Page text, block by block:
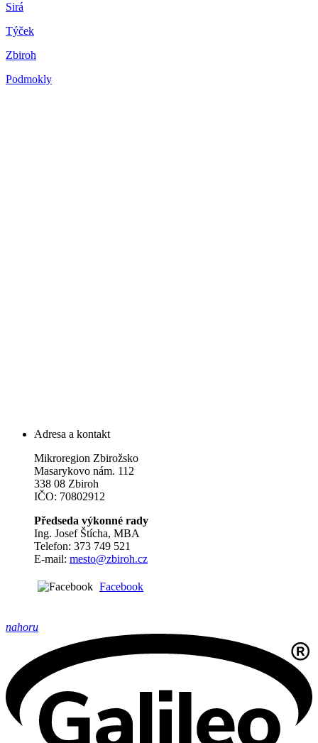
Sirá
Týček
Zbiroh
Podmokly
Adresa a kontakt
Mikroregion Zbirožsko
Masarykovo nám. 112
338 08 Zbiroh
IČO: 70802912
Předseda výkonné rady
Ing. Josef Štícha, MBA
Telefon: 373 749 521
E-mail: mesto@zbiroh.cz
Facebook
nahoru